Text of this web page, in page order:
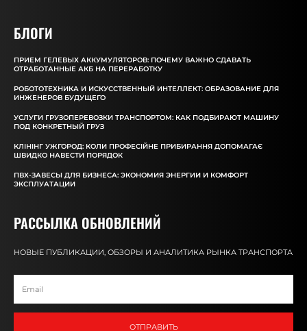
БЛОГИ
ПРИЕМ ГЕЛЕВЫХ АККУМУЛЯТОРОВ: ПОЧЕМУ ВАЖНО СДАВАТЬ
ОТРАБОТАННЫЕ АКБ НА ПЕРЕРАБОТКУ
РОБОТОТЕХНИКА И ИСКУССТВЕННЫЙ ИНТЕЛЛЕКТ: ОБРАЗОВАНИЕ ДЛЯ
ИНЖЕНЕРОВ БУДУЩЕГО
УСЛУГИ ГРУЗОПЕРЕВОЗКИ ТРАНСПОРТОМ: КАК ПОДБИРАЮТ МАШИНУ
ПОД КОНКРЕТНЫЙ ГРУЗ
КЛІНІНГ УЖГОРОД: КОЛИ ПРОФЕСІЙНЕ ПРИБИРАННЯ ДОПОМАГАЄ
ШВИДКО НАВЕСТИ ПОРЯДОК
ПВХ-ЗАВЕСЫ ДЛЯ БИЗНЕСА: ЭКОНОМИЯ ЭНЕРГИИ И КОМФОРТ
ЭКСПЛУАТАЦИИ
РАССЫЛКА ОБНОВЛЕНИЙ
НОВЫЕ ПУБЛИКАЦИИ, ОБЗОРЫ И АНАЛИТИКА РЫНКА ТРАНСПОРТА
ОТПРАВИТЬ